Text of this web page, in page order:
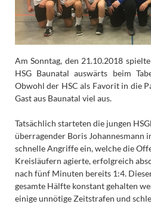
Am Sonntag, den 21.10.2018
HSG Baunatal auswärts beim
Obwohl der HSC als Favorit in die
Gast aus Baunatal viel aus.
Tatsächlich starteten die jungen
überragender Boris Johannesmann
schnelle Angriffe ein, welche die
Kreisläufern agierte, erfolgreich
nach fünf Minuten bereits 1:4.
gesamte Hälfte konstant gehalten
einige unnötige Zeitstrafen und